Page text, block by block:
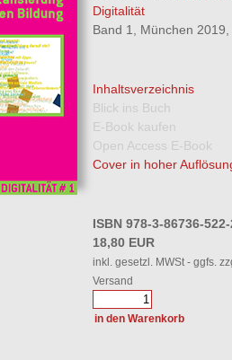
Digitalität
Band 1, München
Inhaltsverzeichnis
Blick ins Buch
E-Book kaufen
Open Access E-Book
Cover in hoher
ISBN 978-3-86736-
18,80 EUR
inkl. gesetzl. MWSt - ggfs.
Versand